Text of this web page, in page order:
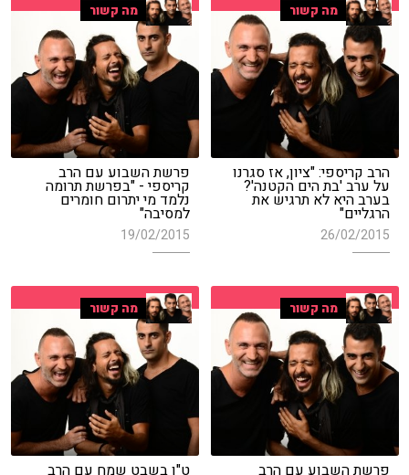
מה קשור
הרב קריספי: "ציון, אז סגרנו
על ערב 'בת הים הקטנה'?
בערב היא לא תרגיש את
הרגליים"
26/02/2015
מה קשור
פרשת השבוע עם הרב
קריספי - "בפרשת תרומה
נלמד מי יתרום חומרים
למסיבה"
19/02/2015
מה קשור
פרשת השבוע עם הרב
מה קשור
ט"ו בשבט שמח עם הרב